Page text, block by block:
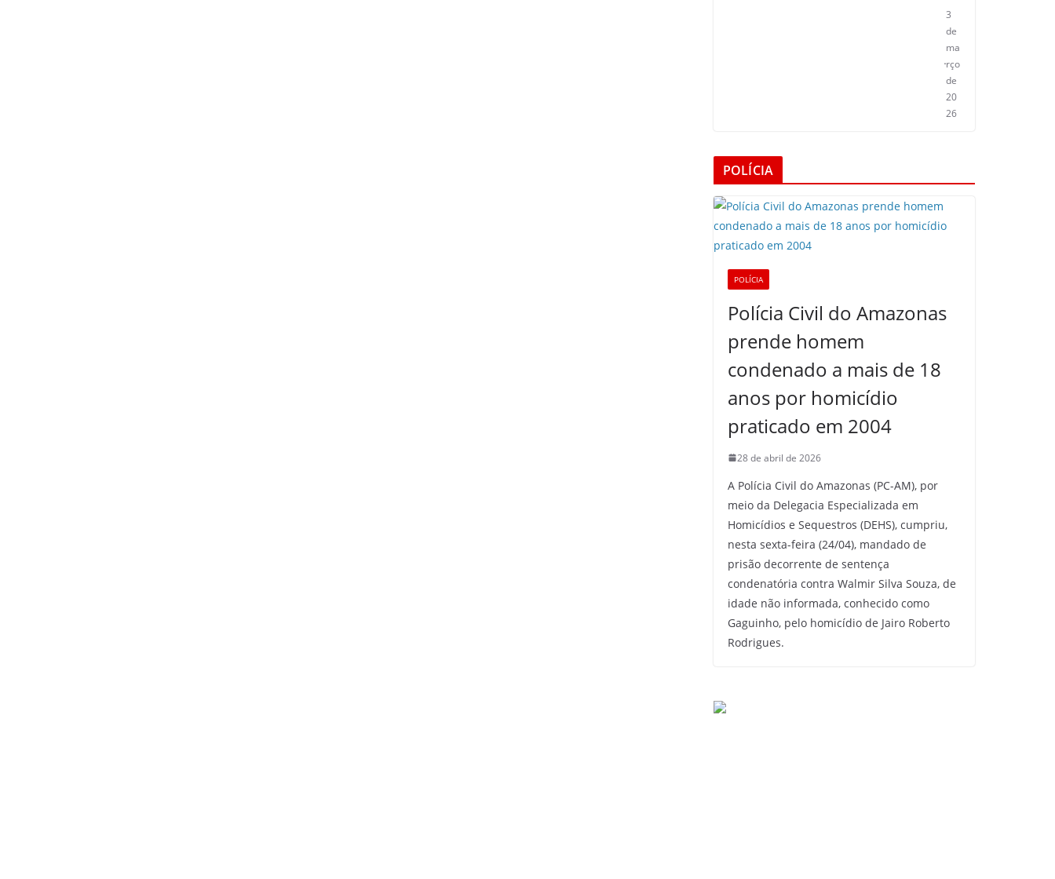
3
de
ma
rço
de
20
26
POLÍCIA
POLÍCIA
Polícia Civil do Amazonas
prende homem
condenado a mais de 18
anos por homicídio
praticado em 2004
28 de abril de 2026
A Polícia Civil do Amazonas (PC-AM), por
meio da Delegacia Especializada em
Homicídios e Sequestros (DEHS), cumpriu,
nesta sexta-feira (24/04), mandado de
prisão decorrente de sentença
condenatória contra Walmir Silva Souza, de
idade não informada, conhecido como
Gaguinho, pelo homicídio de Jairo Roberto
Rodrigues.